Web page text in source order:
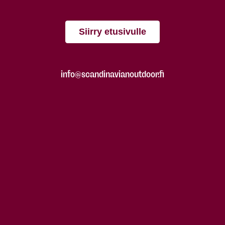
Siirry etusivulle
info@scandinavianoutdoor.fi